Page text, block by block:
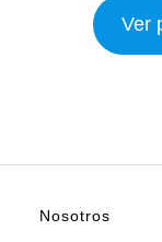
Ver
Nosotros